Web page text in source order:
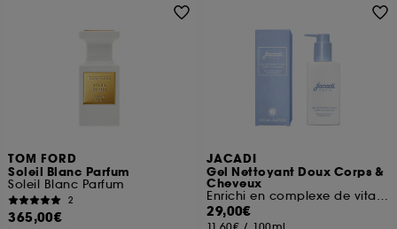
TOM FORD
Soleil Blanc Parfum
Soleil Blanc Parfum
2
365,00€
JACADI
Gel Nettoyant Doux Corps &
Cheveux
Enrichi en complexe de vitamines B5 & E
29,00€